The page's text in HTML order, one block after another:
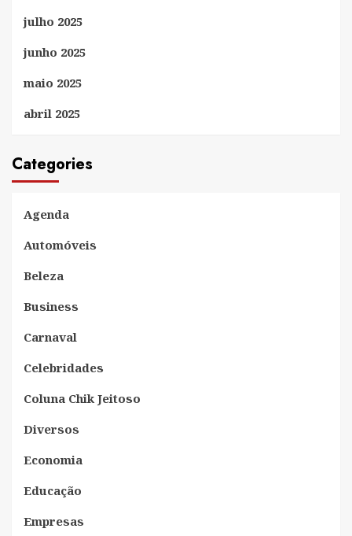
julho 2025
junho 2025
maio 2025
abril 2025
Categories
Agenda
Automóveis
Beleza
Business
Carnaval
Celebridades
Coluna Chik Jeitoso
Diversos
Economia
Educação
Empresas